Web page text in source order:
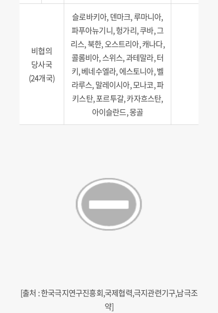
비협의
당사국
(24개국)
슬로바키아, 덴마크, 루마니아,
파푸아뉴기니, 헝가리, 쿠바, 그
리스, 북한, 오스트리아, 캐나다,
콜롬비아, 스위스, 과테말라, 터
키, 베네수엘라, 에스토니아, 벨
라루스, 말레이시아, 모나코, 파
키스탄, 포르투갈, 카자흐스탄,
아이슬란드, 몽골
[출처 : 한국극지연구진흥회,국제협력,극지관련기구,남극조
약]